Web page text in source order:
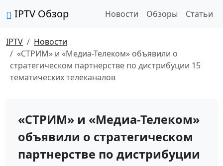
IPTV Обзор Новости Обзоры Статьи
IPTV
Новости
«СТРИМ» и «Медиа-Телеком» объявили о
стратегическом партнерстве по дистрибуции 15
тематических телеканалов
«СТРИМ» и «Медиа-Телеком»
объявили о стратегическом
партнерстве по дистрибуции